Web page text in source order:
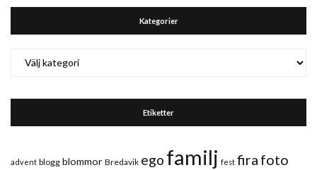
Kategorier
Etiketter
advent blogg blommor Bredavik ego familj fest fira foto